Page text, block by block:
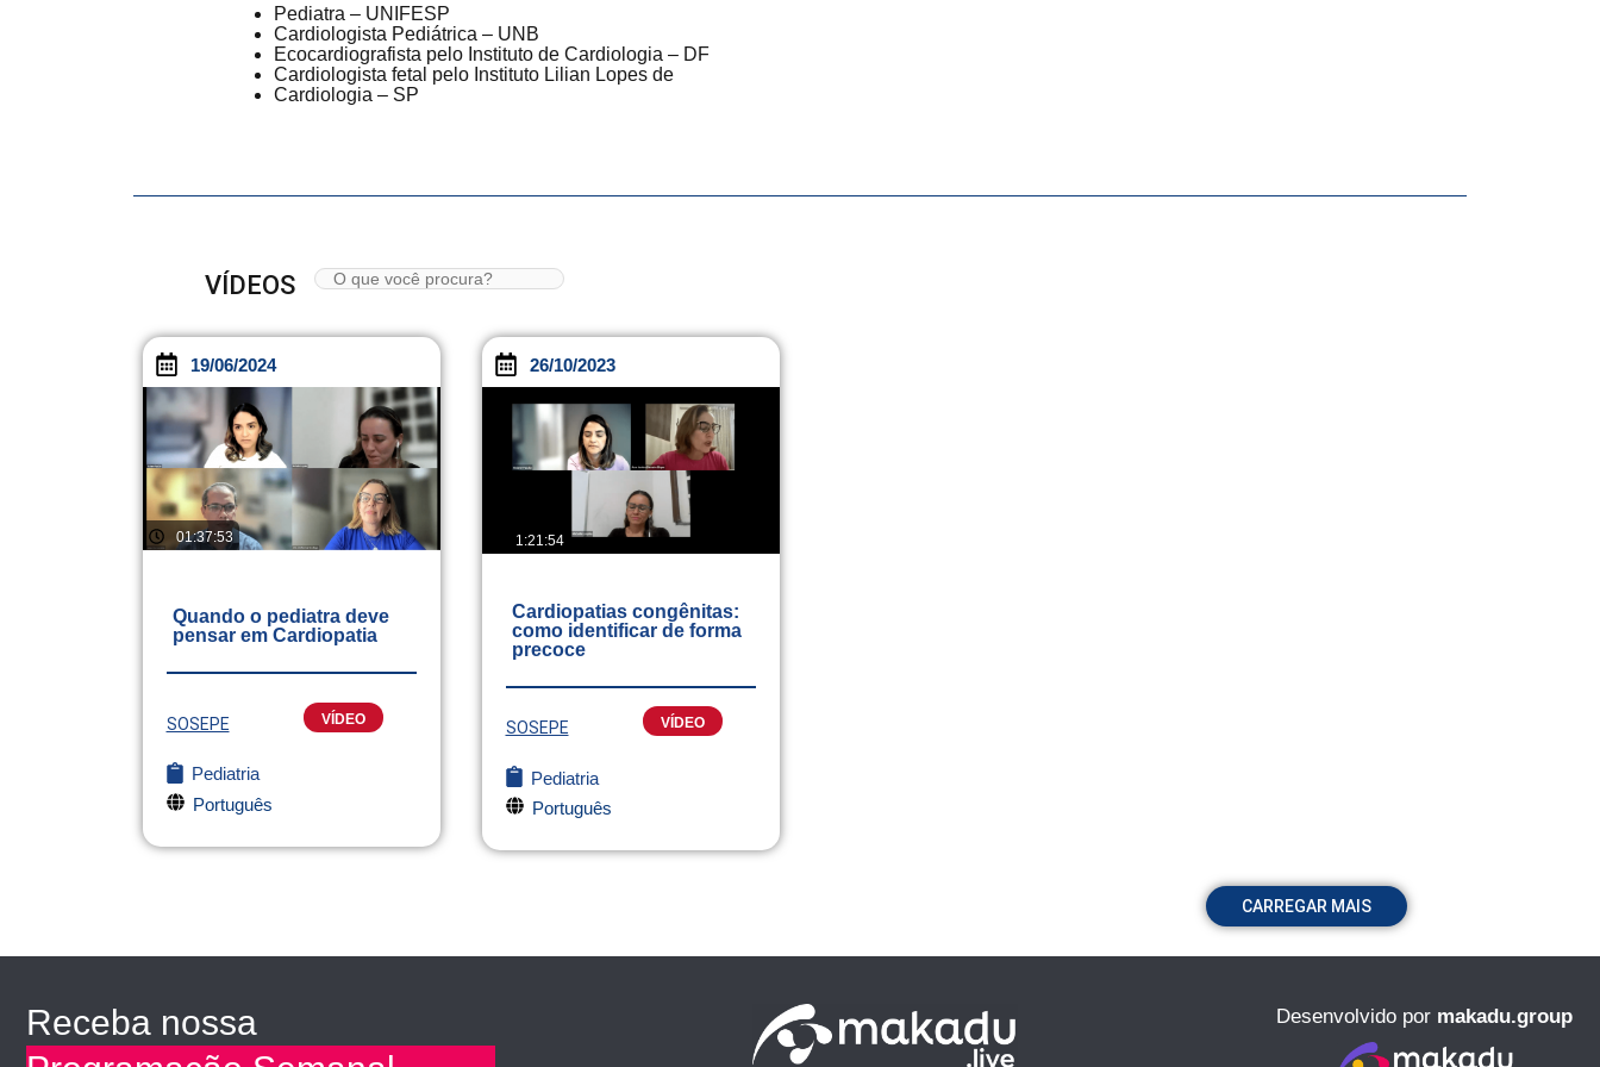
Pediatra – UNIFESP
Cardiologista Pediátrica – UNB
Ecocardiografista pelo Instituto de Cardiologia – DF
Cardiologista fetal pelo Instituto Lilian Lopes de
Cardiologia – SP
VÍDEOS
19/06/2024
01:37:53
Quando o pediatra deve
pensar em Cardiopatia
SOSEPE VÍDEO
Pediatria
Português
26/10/2023
1:21:54
Cardiopatias congênitas:
como identificar de forma
precoce
SOSEPE VÍDEO
Pediatria
Português
CARREGAR MAIS
Receba nossa
Desenvolvido por makadu.group